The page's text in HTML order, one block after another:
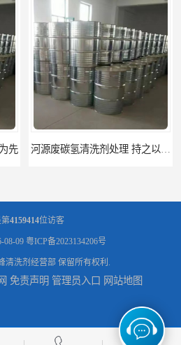
河源废碳氢清洗剂处理 持之以恒为客户服务
易 惠州废白电油回收 持之以恒为客户服务
4159414位访客
08-09 粤ICP备2023134206号
清洗剂经营部 保留所有权利.
免责声明 管理员入口 网站地图